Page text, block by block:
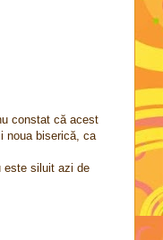
constat că acest
noua biserică, ca
este siluit azi de